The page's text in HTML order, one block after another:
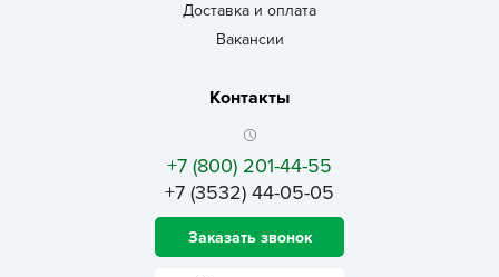
Доставка и оплата
Вакансии
Контакты
+7 (800) 201-44-55
+7 (3532) 44-05-05
Заказать звонок